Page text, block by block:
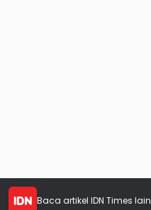
Baca artikel IDN Times